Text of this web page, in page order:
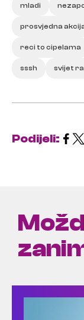
mladi
prosvjedna
reci to cipelama
sssh svijet
Podijeli: